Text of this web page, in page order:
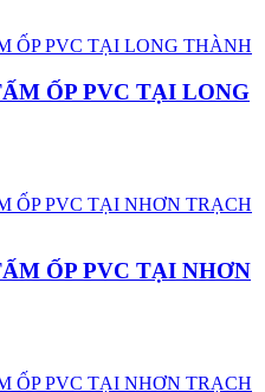
ỐP PVC TẠI LONG
ỐP PVC TẠI NHƠN